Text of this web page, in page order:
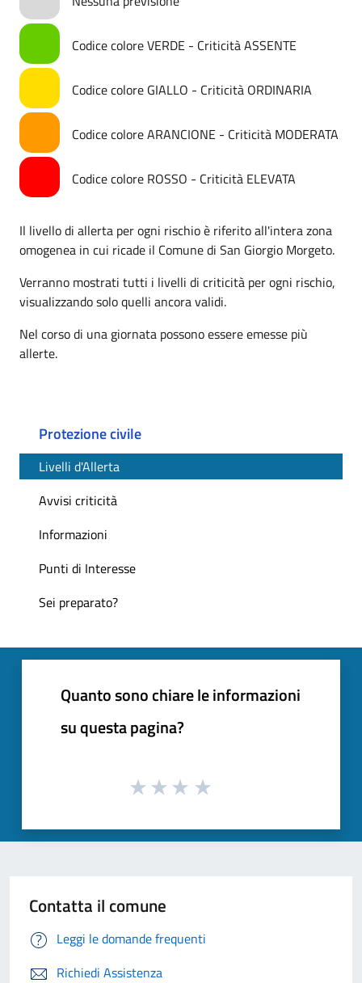
Codice colore VERDE - Criticità ASSENTE
Codice colore GIALLO - Criticità ORDINARIA
Codice colore ARANCIONE - Criticità MODERATA
Codice colore ROSSO - Criticità ELEVATA
Il livello di allerta per ogni rischio è riferito all'intera zona
omogenea in cui ricade il Comune di San Giorgio Morgeto.
Verranno mostrati tutti i livelli di criticità per ogni rischio,
visualizzando solo quelli ancora validi.
Nel corso di una giornata possono essere emesse più
allerte.
Protezione civile
Livelli d'Allerta
Avvisi criticità
Informazioni
Punti di Interesse
Sei preparato?
Quanto sono chiare le informazioni
su questa pagina?
Contatta il comune
Leggi le domande frequenti
Richiedi Assistenza